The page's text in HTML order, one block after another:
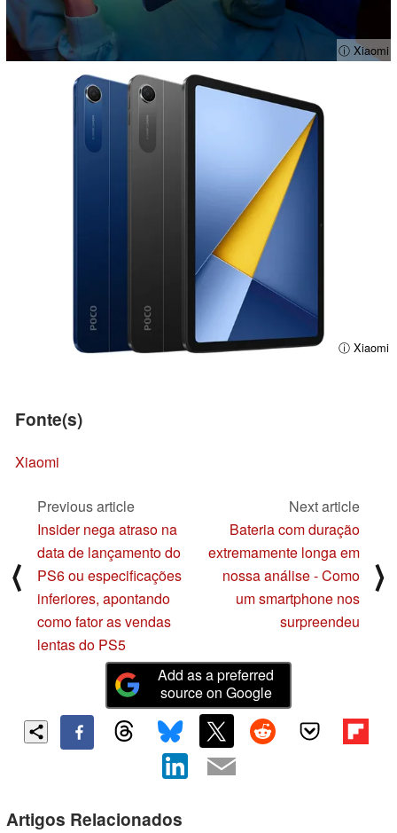
ⓘ Xiaomi
ⓘ Xiaomi
Fonte(s)
Xiaomi
⟨
Previous article
Insider nega atraso na
data de lançamento do
PS6 ou especificações
inferiores, apontando
como fator as vendas
lentas do PS5
Next article
Bateria com duração
extremamente longa em
nossa análise - Como
um smartphone nos
surpreendeu
⟩
Add as a preferred
source on Google
Artigos Relacionados